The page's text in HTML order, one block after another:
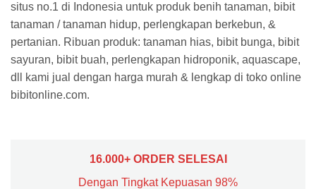
situs no.1 di Indonesia untuk produk benih tanaman, bibit
tanaman / tanaman hidup, perlengkapan berkebun, &
pertanian. Ribuan produk: tanaman hias, bibit bunga, bibit
sayuran, bibit buah, perlengkapan hidroponik, aquascape,
dll kami jual dengan harga murah & lengkap di toko online
bibitonline.com.
16.000+ ORDER SELESAI
Dengan Tingkat Kepuasan 98%